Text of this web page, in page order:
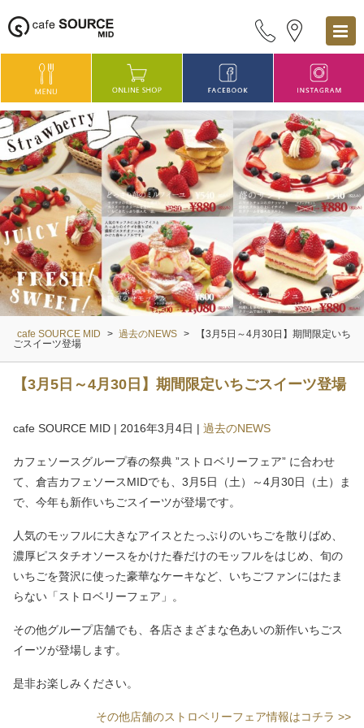
cafe SOURCE MID > 過去のNEWS >
【3月5日～4月30日】期間限定いち
ごスイーツ登場
【3月5日～4月30日】期間限定いちごスイーツ登場
cafe SOURCE MID | 2016年3月4日 | 過去のNEWS
カフェソースグループ春の祭典 ”ストロベリーフェア” に合わせ
て、倉吉カフェソースMIDでも、3月5日（土）～4月30日（土）ま
で、今年も新作いちごスイーツが登場です。
人気のモッフルに大きなアイスとたっぷりのいちごを散りばめ、
濃厚ピスタチオソースをかけた春だけのモッフルをはじめ、旬の
いちごを贅沢に使った豪華なケーキなど、いちごファンにはたま
らない「ストロベリーフェア」。
その他グループ店舗でも、各店さまざまな色あいの新作いちごス
イーツが登場します。
是非お楽しみください。
その他店舗のストロベリーフェア情報はコチラ >>